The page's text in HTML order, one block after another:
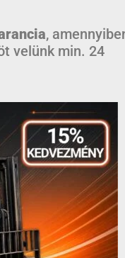
,
velünk min. 24